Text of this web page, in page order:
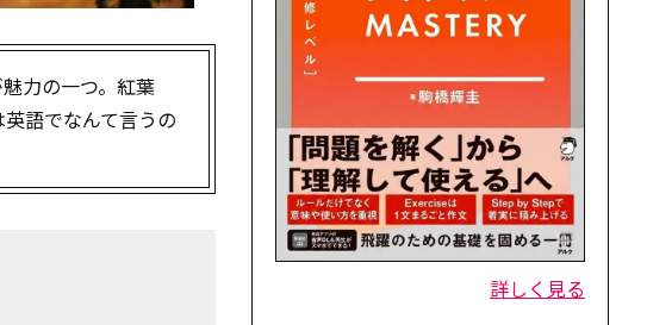
力の一つ。紅葉
語でなんて言うの
詳しく見る